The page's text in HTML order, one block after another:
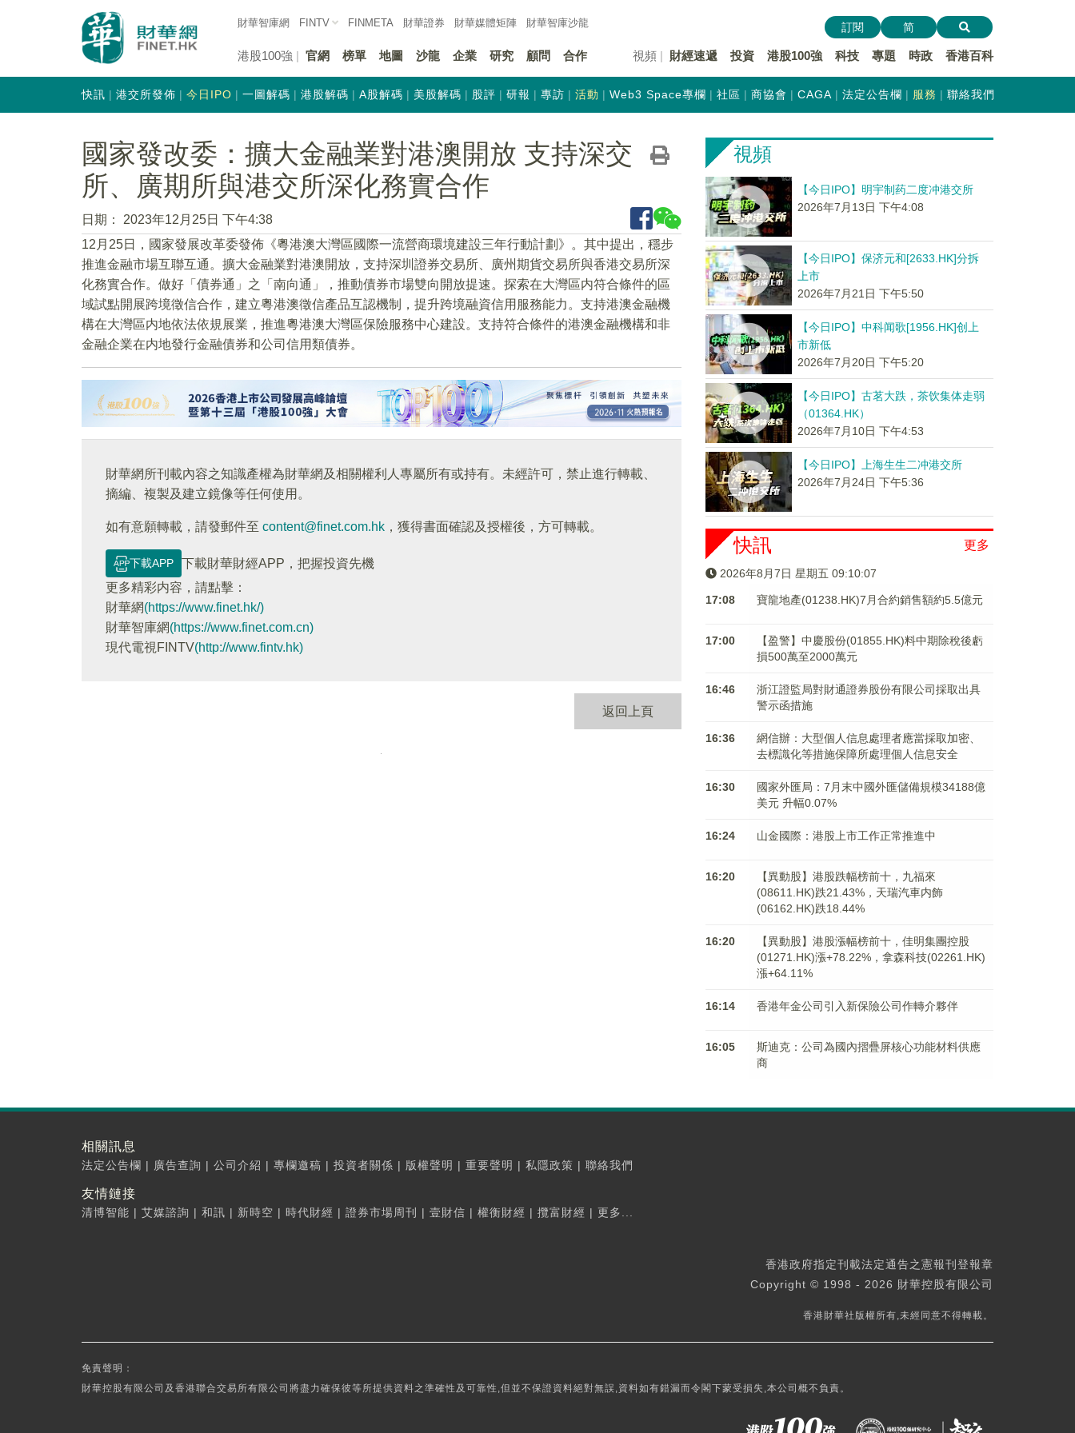
財華智庫網 FINTV FINMETA 財華證券 財華媒體矩陣 財華智庫沙龍
港股100強 官網 榜單 地圖 沙龍 企業 研究 顧問 合作 視頻 財經速遞 投資 港股100強 科技 專題 時政 香港百科
訂閱 简
快訊 港交所發佈 今日IPO 一圖解碼 港股解碼 A股解碼 美股解碼 股評 研報 專訪 活動 Web3 Space專欄 社區 商協會 CAGA 法定公告欄 服務 聯絡我們
國家發改委：擴大金融業對港澳開放 支持深交
所、廣期所與港交所深化務實合作
日期：
2023年12月25日 下午4:38
12月25日，國家發展改革委發佈《粵港澳大灣區國際一流營商環境建設三年行動計劃》。其中提出，穩步
推進金融市場互聯互通。擴大金融業對港澳開放，支持深圳證券交易所、廣州期貨交易所與香港交易所深
化務實合作。做好「債券通」之「南向通」，推動債券市場雙向開放提速。探索在大灣區内符合條件的區
域試點開展跨境徵信合作，建立粵港澳徵信產品互認機制，提升跨境融資信用服務能力。支持港澳金融機
構在大灣區内地依法依規展業，推進粵港澳大灣區保險服務中心建設。支持符合條件的港澳金融機構和非
金融企業在内地發行金融債券和公司信用類債券。
財華網所刊載內容之知識產權為財華網及相關權利人專屬所有或持有。未經許可，禁止進行轉載、
摘編、複製及建立鏡像等任何使用。
如有意願轉載，請發郵件至 content@finet.com.hk ，獲得書面確認及授權後，方可轉載。
下載APP
下載財華財經APP，把握投資先機
更多精彩内容，請點擊：
財華網(https://www.finet.hk/)
財華智庫網(https://www.finet.com.cn)
現代電視FINTV(http://www.fintv.hk)
返回上頁
視頻
【今日IPO】明宇制药二度冲港交所
2026年7月13日 下午4:08
【今日IPO】保济元和[2633.HK]分拆
上市
2026年7月21日 下午5:50
【今日IPO】中科闻歌[1956.HK]创上
市新低
2026年7月20日 下午5:20
【今日IPO】古茗大跌，茶饮集体走弱
（01364.HK）
2026年7月10日 下午4:53
【今日IPO】上海生生二冲港交所
2026年7月24日 下午5:36
更多
快訊
2026年8月7日 星期五 09:10:08
17:08 寶龍地產(01238.HK)7月合約銷售額約5.5億元
17:00
【盈警】中慶股份(01855.HK)料中期除稅後虧
損500萬至2000萬元
16:46
浙江證監局對財通證券股份有限公司採取出具
警示函措施
16:36
網信辦：大型個人信息處理者應當採取加密、
去標識化等措施保障所處理個人信息安全
16:30
國家外匯局：7月末中國外匯儲備規模34188億
美元 升幅0.07%
16:24 山金國際：港股上市工作正常推進中
16:20
【異動股】港股跌幅榜前十，九福來
(08611.HK)跌21.43%，天瑞汽車内飾
(06162.HK)跌18.44%
16:20
【異動股】港股漲幅榜前十，佳明集團控股
(01271.HK)漲+78.22%，拿森科技(02261.HK)
漲+64.11%
16:14 香港年金公司引入新保險公司作轉介夥伴
16:05
斯迪克：公司為國內摺疊屏核心功能材料供應
商
相關訊息
法定公告欄 | 廣告查詢 | 公司介紹 | 專欄邀稿 | 投資者關係 | 版權聲明 | 重要聲明 | 私隱政策 | 聯絡我們
友情鏈接
清博智能 | 艾媒諮詢 | 和訊 | 新時空 | 時代財經 | 證券市場周刊 | 壹財信 | 權衡財經 | 攬富財經 | 更多...
香港政府指定刊載法定通告之憲報刊登報章
Copyright © 1998 - 2026 財華控股有限公司
香港財華社版權所有,未經同意不得轉載。
免責聲明：
財華控股有限公司及香港聯合交易所有限公司將盡力確保彼等所提供資料之準確性及可靠性,但並不保證資料絕對無誤,資料如有錯漏而令閣下蒙受損失,本公司概不負責。